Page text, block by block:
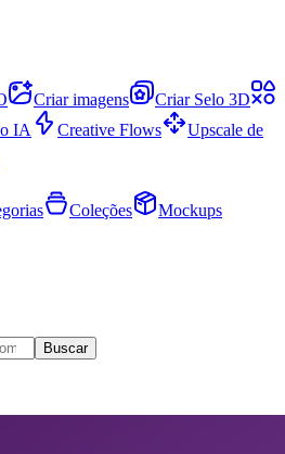
Criar imagens
Criar Selo 3D
IA Creative Flows
Upscale de
Coleções Mockups
Buscar